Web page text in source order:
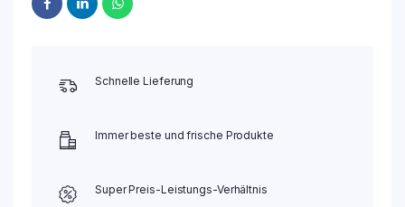
Schnelle Lieferung
Immer beste und frische Produkte
Super Preis-Leistungs-Verhältnis